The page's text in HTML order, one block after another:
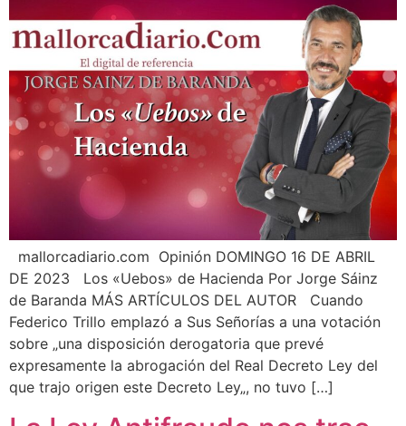
mallorcadiario.com Opinión DOMINGO 16 DE ABRIL
DE 2023 Los «Uebos» de Hacienda Por Jorge Sáinz
de Baranda MÁS ARTÍCULOS DEL AUTOR Cuando
Federico Trillo emplazó a Sus Señorías a una votación
sobre „una disposición derogatoria que prevé
expresamente la abrogación del Real Decreto Ley del
que trajo origen este Decreto Ley„, no tuvo […]